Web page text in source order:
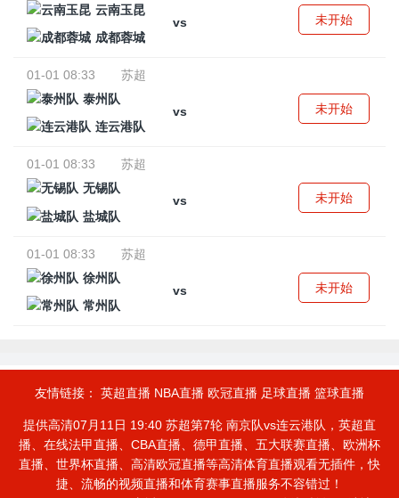
云南玉昆
vs
成都蓉城
未开始
01-01 08:33
苏超
泰州队
vs
连云港队
未开始
01-01 08:33
苏超
无锡队
vs
盐城队
未开始
01-01 08:33
苏超
徐州队
vs
常州队
未开始
友情链接： 英超直播 NBA直播 欧冠直播 足球直播 篮球直播
提供高清07月11日 19:40 苏超第7轮 南京队vs连云港队，英超直
播、在线法甲直播、CBA直播、德甲直播、五大联赛直播、欧洲杯
直播、世界杯直播、高清欧冠直播等高清体育直播观看无插件，快
捷、流畅的视频直播和体育赛事直播服务不容错过！